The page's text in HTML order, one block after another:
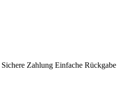
Sichere Zahlung Einfache Rückgabe